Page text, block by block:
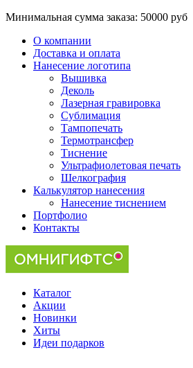
Минимальная сумма заказа: 50000 руб
О компании
Доставка и оплата
Нанесение логотипа
Вышивка
Деколь
Лазерная гравировка
Сублимация
Тампопечать
Термотрансфер
Тиснение
Ультрафиолетовая печать
Шелкография
Калькулятор нанесения
Нанесение тиснением
Портфолио
Контакты
Каталог
Акции
Новинки
Хиты
Идеи подарков